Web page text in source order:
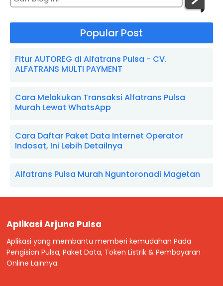
Popular Post
Fitur AUTOREG di Alfatrans Pulsa - CV.
ALFATRANS MULTI PAYMENT
Cara Melakukan Transaksi Alfatrans Pulsa
Murah Lewat WhatsApp
Cara Daftar Paket Data Internet Operator
Indosat, Ini Lebih Detailnya
Alfatrans Pulsa Murah Nguntoronadi Magetan
Aplikasi Arjuna Pulsa
Aplikasi yang membantu memberi kemudahan Pada
Pengisian Pulsa, Paket Data, Token Listrik & Pembayaran
Online Lainnya.